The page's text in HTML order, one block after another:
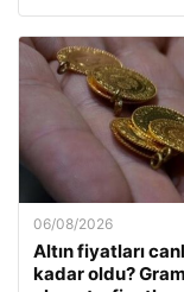
06/08/2026
Altın fiyatları
kadar oldu?